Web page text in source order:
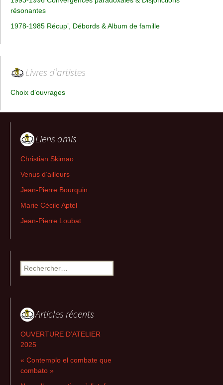
résonantes
1978-1985 Récup’, Débords & Album de famille
Livres d’artistes
Choix d’ouvrages
Liens amis
Christian Skimao
Venus d’ailleurs
Jean-Pierre Bourquin
Marie Cécile Aptel
Jean-Pierre Loubat
Rechercher :
Articles récents
OUVERTURE D’ATELIER
2025
« Contemplo el combate que
combato »